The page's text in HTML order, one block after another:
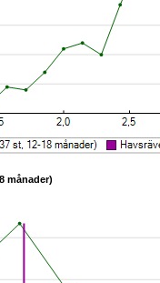
månader)